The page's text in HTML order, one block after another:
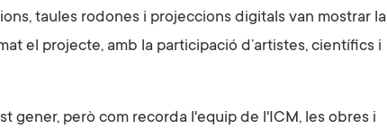
taules rodones i projeccions digitals van mostrar la
el projecte, amb la participació d’artistes, científics i
gener, però com recorda l'equip de l'ICM, les obres i